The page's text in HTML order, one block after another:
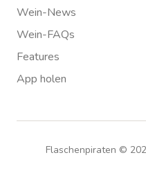
Wein-News
Wein-FAQs
Features
App holen
Flaschenpiraten ©